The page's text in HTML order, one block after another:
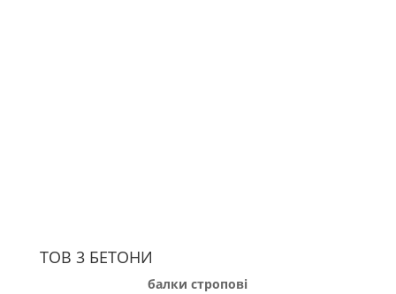
ТОВ 3 БЕТОНИ
балки стропові